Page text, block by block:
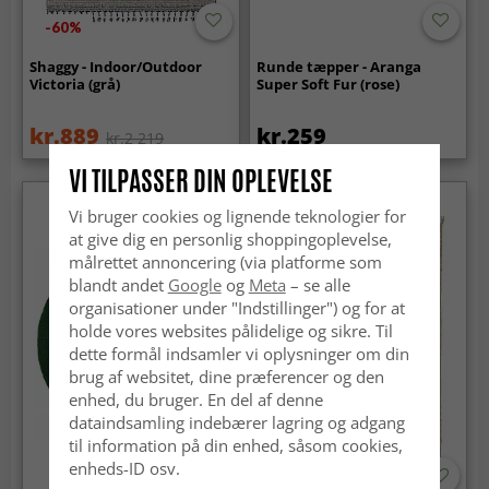
-60%
Shaggy - Indoor/Outdoor
Victoria (grå)
kr.889 kr.2 219
Runde tæpper - Aranga
Super Soft Fur (rose)
kr.259
VI TILPASSER DIN OPLEVELSE
Vi bruger cookies og lignende teknologier for
at give dig en personlig shoppingoplevelse,
målrettet annoncering (via platforme som
blandt andet Googleog Meta – se alle
organisationer under "Indstillinger") og for at
holde vores websites pålidelige og sikre. Til
dette formål indsamler vi oplysninger om din
brug af websitet, dine præferencer og den
enhed, du bruger. En del af denne
dataindsamling indebærer lagring og adgang
til information på din enhed, såsom cookies,
enheds-ID osv.